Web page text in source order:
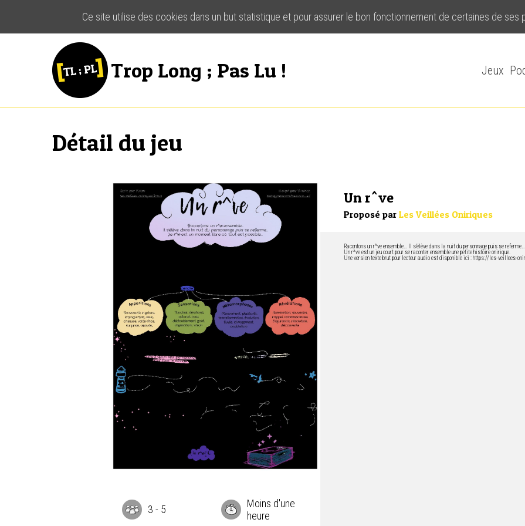
Trop Long ; Pas Lu ! Jeux
Détail du jeu
3 - 5
Moins d'une
heure
Un r^ve
Proposé parLes Veillées Oniriques
Racontons un r^ve ensemble… Il s’élève dans la nuit du personnage puis se referme…
Un r^ve est un jeu court pour se raconter ensemble une petite histoire onirique.
Une version texte brut pour lecteur audio est disponible ici :https://les-veillees-
Ce site utilise des cookies dans un but statistique et pour assurer le bon fonctionnement de certaines de ses